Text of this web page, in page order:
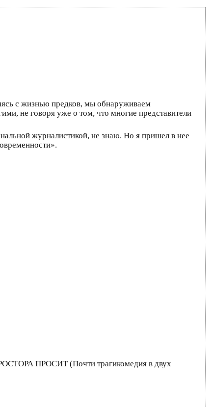
с жизнью предков, мы обнаруживаем
не говоря уже о том, что многие представители
журналистикой, не знаю. Но я пришел в нее
ПРОСИТ (Почти трагикомедия в двух